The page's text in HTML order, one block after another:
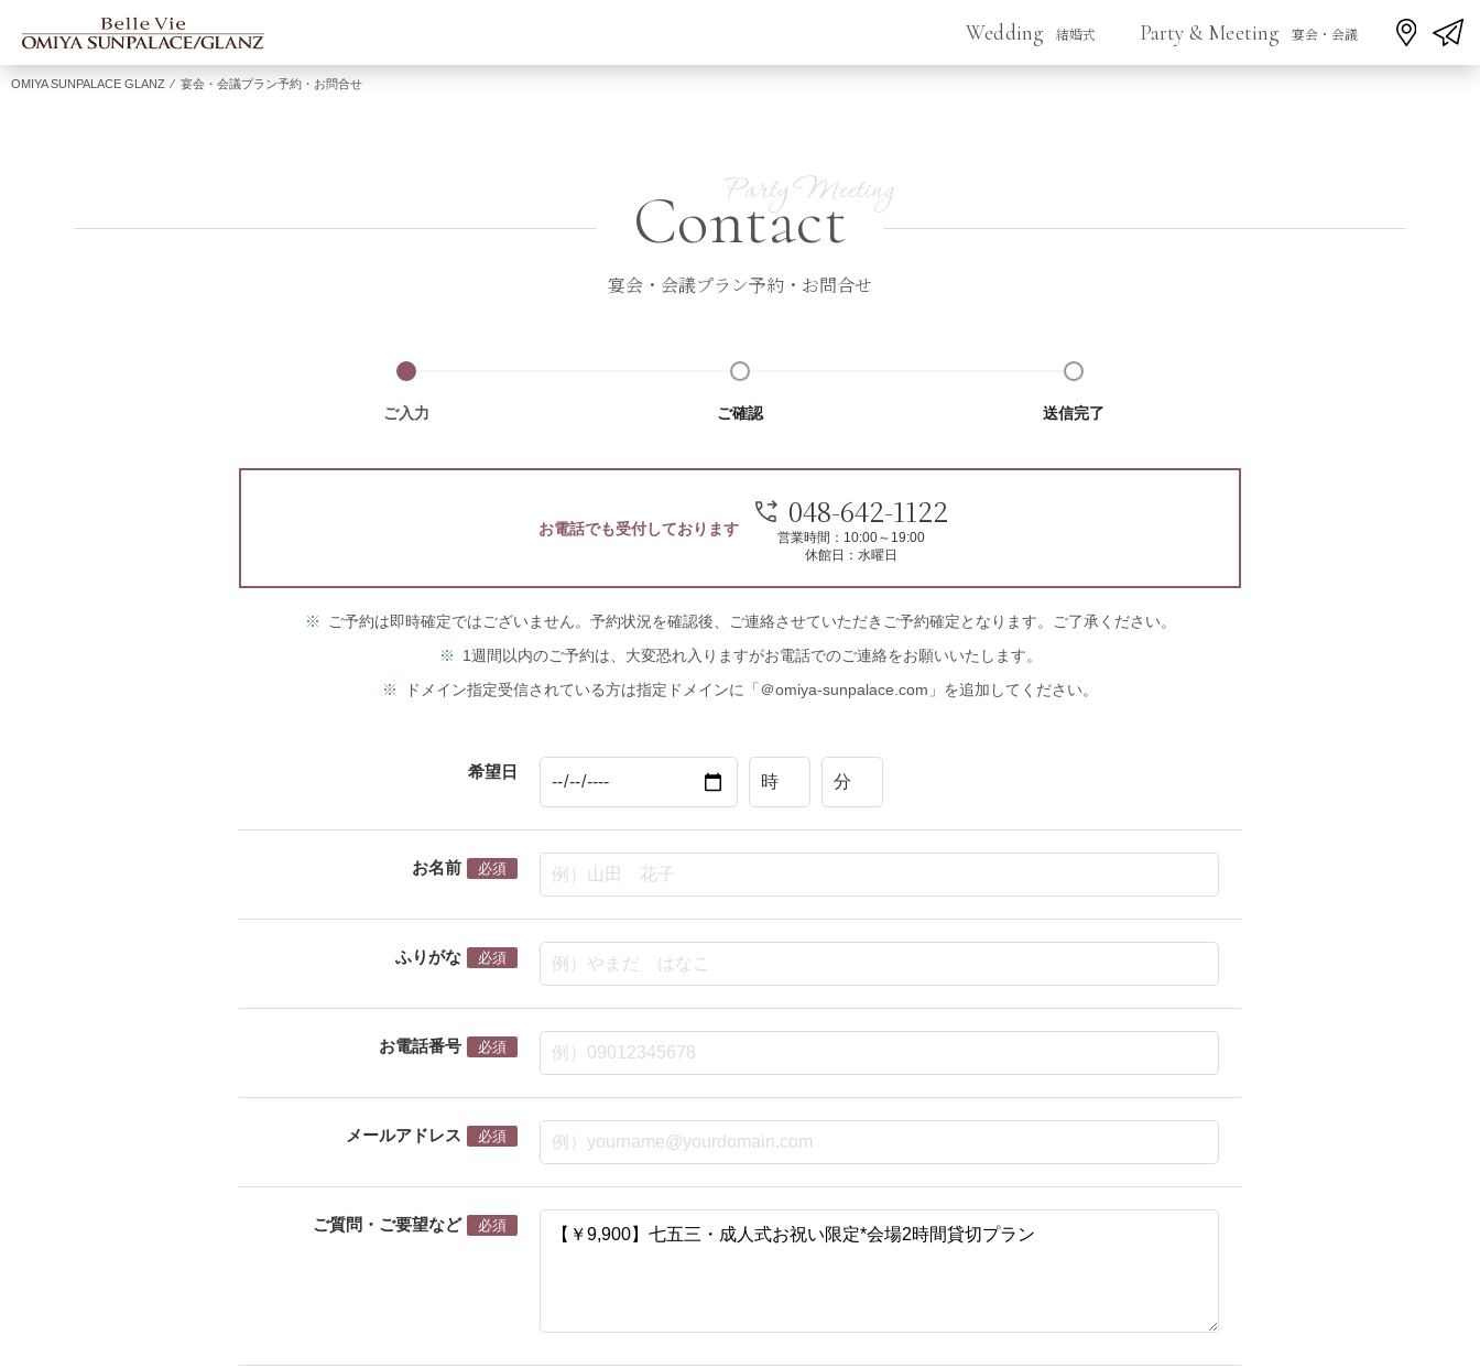
Wedding 結婚式 Party & Meeting 宴会・会議
OMIYA SUNPALACE GLANZ ⁄ 宴会・会議プラン予約・お問合せ
Contact
宴会・会議プラン予約・お問合せ
ご入力 ご確認 送信完了
お電話でも受付しております 048-642-1122
営業時間：10:00～19:00
休館日：水曜日
ご予約は即時確定ではございません。予約状況を確認後、ご連絡させていただきご予約確定となります。ご了承ください。
1週間以内のご予約は、大変恐れ入りますがお電話でのご連絡をお願いいたします。
ドメイン指定受信されている方は指定ドメインに「＠omiya-sunpalace.com」を追加してください。
希望日
お名前 必須
ふりがな 必須
お電話番号 必須
メールアドレス 必須
ご質問・ご要望など 必須